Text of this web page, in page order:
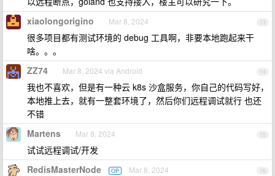
13
xiaolongorigino Mar 8, 2024
很多项目都有测试环境的 debug 工具啊，非要本地跑起来干
啥。。。
14
ZZ74 Mar 8, 2024 via Android
我也不喜欢，但是有一种云 k8s 沙盒服务，你自己的代码写好，
本地推上去，就有一整套环境了，然后你们远程调试就行 也还
不错
15
Martens Mar 8, 2024
试试远程调试/开发
16
RedisMasterNode OP Mar 8, 2024